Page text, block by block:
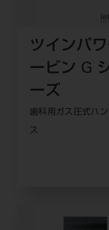
ツインパ
ービン G
ーズ
歯科用ガス圧式ハ
ス